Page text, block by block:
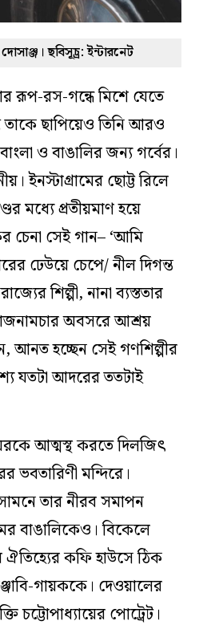
ছবিসূচ্র: ইন্টারনেট
রূপ-রস-গন্ধে মিশে যেতে
তাকে ছাপিয়েও তিনি আরও
ও বাঙালির জন্য গর্বের।
ইনস্টাগ্রামের ছোট্ট রিলে
মধ্যে প্রতীয়মাণ হয়ে
চেনা সেই গান– ‘আমি
ঢেউয়ে চেপে/ নীল দিগন্ত
শিল্পী, নানা ব্যস্ততার
অবসরে আশ্রয়
আনত হচ্ছেন সেই গণশিল্পীর
যতটা আদরের ততটাই
আত্মস্থ করতে দিলজিৎ
ভবতারিণী মন্দিরে।
তার নীরব সমাপন
বাঙালিকেও। বিকেলে
কফি হাউসে ঠিক
গায়ককে। দেওয়ালের
চট্টোপাধ্যায়ের পোট্রেট।